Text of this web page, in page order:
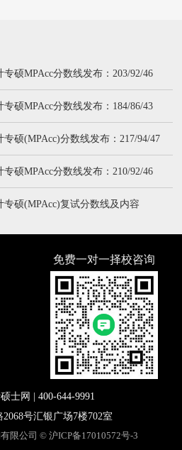
硕MPAcc分数线发布：203/92/46
硕MPAcc分数线发布：184/86/43
硕(MPAcc)分数线发布：217/94/47
硕MPAcc分数线发布：210/92/46
专硕(MPAcc)复试分数线及内容
免费一对一择校咨询
士网 | 400-644-9991
号汇银广场7楼702室
限公司 © 沪ICP备17010572号-3